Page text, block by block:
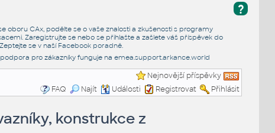
?
oboru CAx, podělte se o vaše znalosti a zkušenosti s programy
Zaregistrujte se nebo se přihlašte a zašlete váš příspěvek do
se v naší Facebook poradně.
pro zákazníky funguje na emea.support.arkance.world
Nejnovější příspěvky
FAQ
Najít Události Registrovat Přihlásit
konstrukce z